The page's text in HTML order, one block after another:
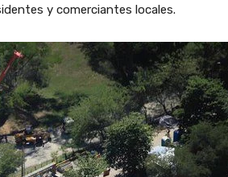
y comerciantes locales.